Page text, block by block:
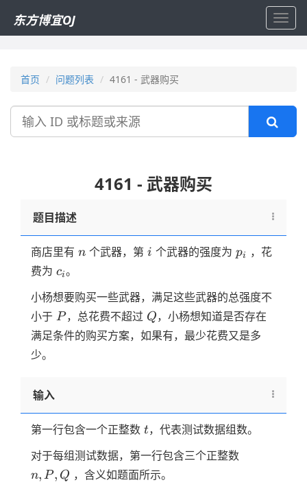
东方博宜OJ
首页 问题列表 4161 - 武器购买
搜
4161 - 武器购买
题目描述
商店里有 n
n 个武器，第 i
i 个武器的强度为 p_i
pi
，花
费为 c_i
ci。
小杨想要购买一些武器，满足这些武器的总强度不
小于 P
P，总花费不超过 Q
Q，小杨想知道是否存在
满足条件的购买方案，如果有，最少花费又是多
少。
输入
第一行包含一个正整数 t
t，代表测试数据组数。
对于每组测试数据，第一行包含三个正整数
n, P, Q ，含义如题面所示。